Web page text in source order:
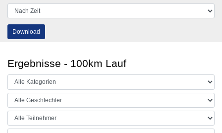
Download
Ergebnisse - 100km Lauf